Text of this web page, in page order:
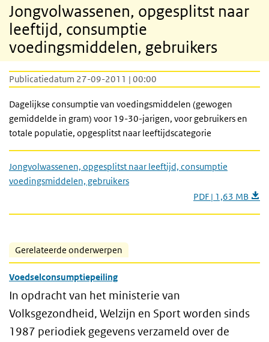
Jongvolwassenen, opgesplitst naar
leeftijd, consumptie
voedingsmiddelen, gebruikers
Publicatiedatum 27-09-2011 | 00:00
Dagelijkse consumptie van voedingsmiddelen (gewogen
gemiddelde in gram) voor 19-30-jarigen, voor gebruikers en
totale populatie, opgesplitst naar leeftijdscategorie
Jongvolwassenen, opgesplitst naar leeftijd, consumptie
voedingsmiddelen, gebruikers
PDF | 1,63 MB
Gerelateerde onderwerpen
Voedselconsumptiepeiling
In opdracht van het ministerie van
Volksgezondheid, Welzijn en Sport worden sinds
1987 periodiek gegevens verzameld over de